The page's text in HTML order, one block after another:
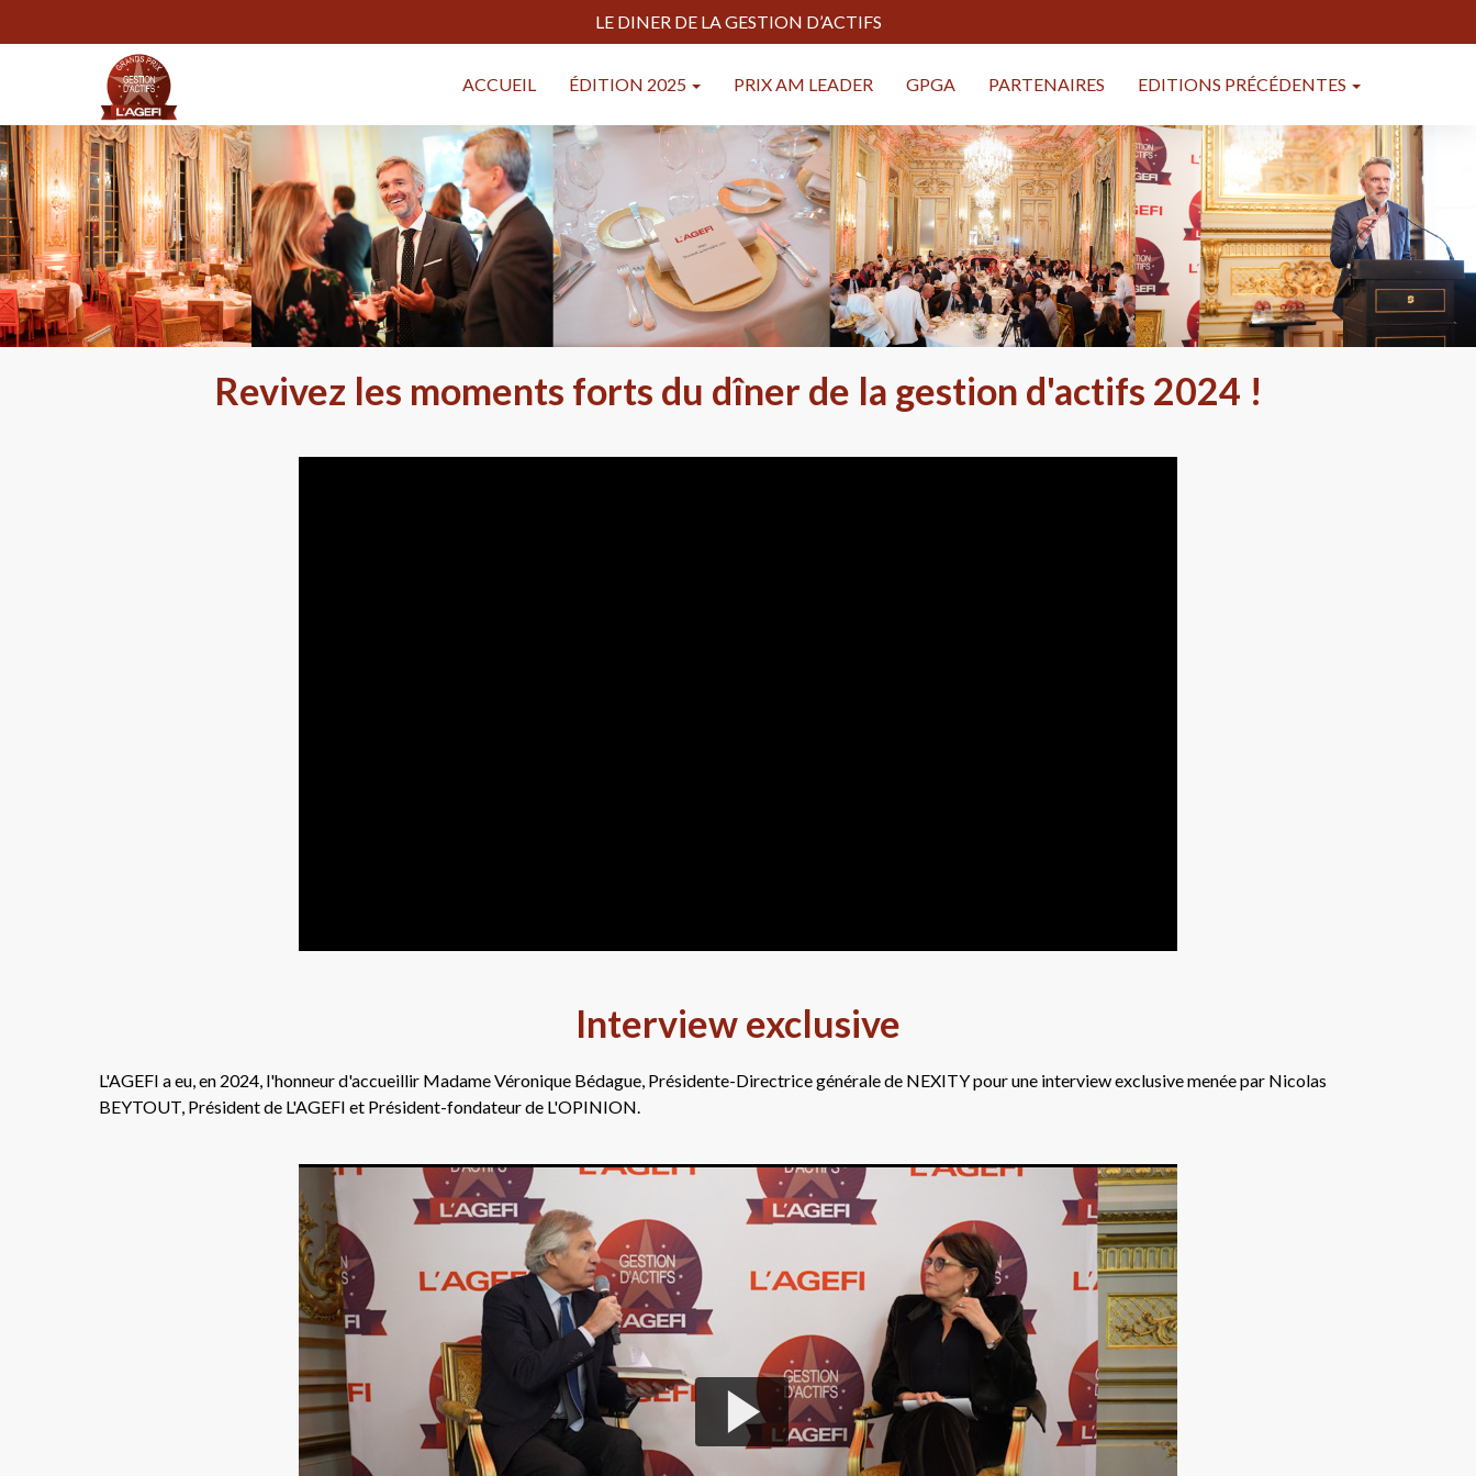
LE DINER DE LA GESTION D’ACTIFS
ACCUEIL ÉDITION 2025 PRIX AM LEADER GPGA PARTENAIRES EDITIONS PRÉCÉDENTES
Revivez les moments forts du dîner de la gestion d'actifs 2024 !
Interview exclusive
L'AGEFI a eu, en 2024, l'honneur d'accueillir Madame Véronique Bédague, Présidente-Directrice générale de NEXITY pour une interview exclusive menée par Nicolas
BEYTOUT, Président de L'AGEFI et Président-fondateur de L'OPINION.